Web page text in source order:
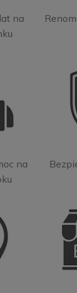
na
na